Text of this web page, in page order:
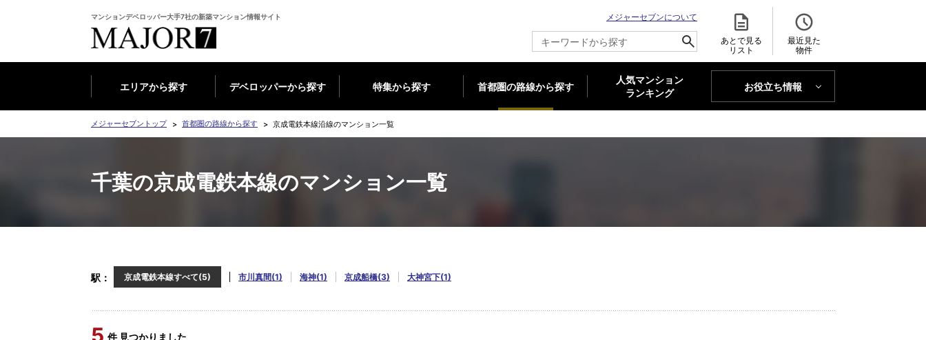
マンションデベロッパー大手7社の新築マンション情報サイト
メジャーセブンについて
あとで見る
リスト
最近見た
物件
エリアから探す デベロッパーから探す 特集から探す 首都圏の路線から探す
人気マンション
ランキング
お役立ち情報
MAJOR'S BLOG
メジャーセブントップ 首都圏の路線から探す 京成電鉄本線沿線のマンション一覧
千葉の京成電鉄本線のマンション一覧
駅 京成電鉄本線すべて(5) 市川真間(1) 海神(1) 京成船橋(3) 大神宮下(1)
件 見つかりました